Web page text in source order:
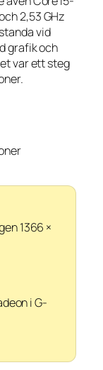
2,53 GHz
vid
grafik och
var ett steg
1366 ×
i G-